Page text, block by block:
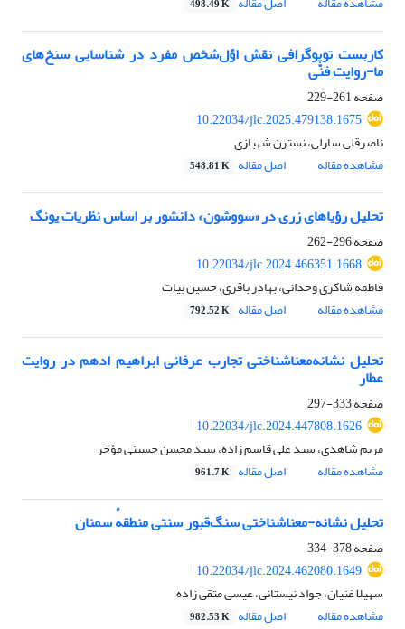
498.49 K
کاربست تو‌پوگرافی نقش اوّل‌شخص مفرد در شناسایی سنخ‌های
ما-روایت فنّی
صفحه261-229
10.22034/jlc.2025.479138.1675
ناصرقلی سارلی، نسترن شهبازی
مشاهده مقاله
اصل مقاله 548.81 K
تحلیل رؤیاهای زری در «سووشون» دانشور بر اساس نظریات یونگ
صفحه296-262
10.22034/jlc.2024.466351.1668
فاطمه شاکری وحدانی، بهادر باقری، حسین بیات
مشاهده مقاله
اصل مقاله 792.52 K
تحلیل نشانه‌معناشناختی تجارب عرفانی ابراهیم ادهم در روایت
عطار
صفحه333-297
10.22034/jlc.2024.447808.1626
مریم شاهدی، سید علی قاسم زاده، سید محسن حسینی مؤخر
مشاهده مقاله
اصل مقاله 961.7 K
تحلیل نشانه-‌معناشناختی سنگ‌قبور سنتی منطقهٔ سمنان
صفحه378-334
10.22034/jlc.2024.462080.1649
سهیلا غنیان، جواد نیستانی، عیسی متقی زاده
مشاهده مقاله
اصل مقاله 982.53 K